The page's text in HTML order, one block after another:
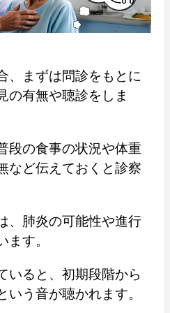
、まずは問診をもとに
の有無や聴診をしま
段の食事の状況や体重
など伝えておくと診察
、肺炎の可能性や進行
ます。
いると、初期段階から
う音が聴かれます。